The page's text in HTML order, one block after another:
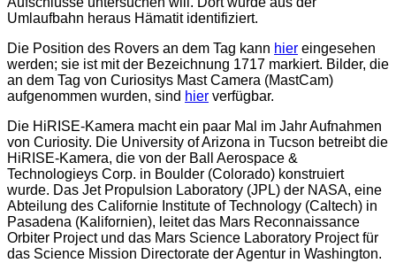
Umlaufbahn heraus Hämatit identifiziert.
Die Position des Rovers an dem Tag kann hier eingesehen
werden; sie ist mit der Bezeichnung 1717 markiert. Bilder, die
an dem Tag von Curiositys Mast Camera (MastCam)
aufgenommen wurden, sind hier verfügbar.
Die HiRISE-Kamera macht ein paar Mal im Jahr Aufnahmen
von Curiosity. Die University of Arizona in Tucson betreibt die
HiRISE-Kamera, die von der Ball Aerospace &
Technologieys Corp. in Boulder (Colorado) konstruiert
wurde. Das Jet Propulsion Laboratory (JPL) der NASA, eine
Abteilung des Californie Institute of Technology (Caltech) in
Pasadena (Kalifornien), leitet das Mars Reconnaissance
Orbiter Project und das Mars Science Laboratory Project für
das Science Mission Directorate der Agentur in Washington.